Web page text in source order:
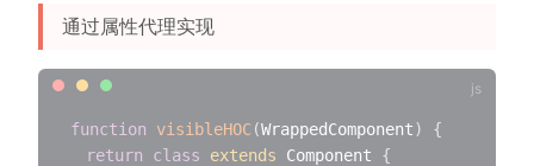
通过属性代理实现
function visibleHOC(WrappedComponent)
{
return
class extends Component {